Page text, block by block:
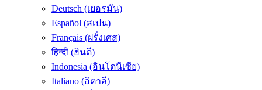
Deutsch (เยอรมัน)
Español (สเปน)
Français (ฝรั่งเศส)
हिन्दी (ฮินดี)
Indonesia (อินโดนีเซีย)
Italiano (อิตาลี)